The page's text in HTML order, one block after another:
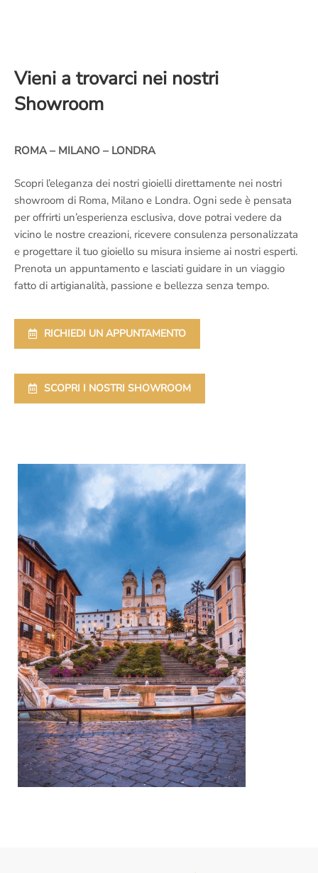
Vieni a trovarci nei nostri
Showroom
ROMA – MILANO – LONDRA
Scopri l’eleganza dei nostri gioielli direttamente nei nostri
showroom di Roma, Milano e Londra. Ogni sede è pensata
per offrirti un’esperienza esclusiva, dove potrai vedere da
vicino le nostre creazioni, ricevere consulenza personalizzata
e progettare il tuo gioiello su misura insieme ai nostri esperti.
Prenota un appuntamento e lasciati guidare in un viaggio
fatto di artigianalità, passione e bellezza senza tempo.
RICHIEDI UN APPUNTAMENTO
SCOPRI I NOSTRI SHOWROOM